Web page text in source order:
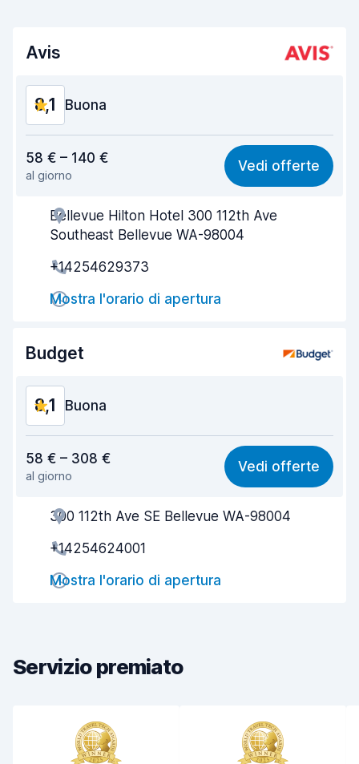
Avis
8,1 Buona
8,0
Facile da trovare 8,2
Gentilezza degli agenti
Condizioni dell'auto 8,1
58 € – 140 €
al giorno
Vedi offerte
Bellevue Hilton Hotel 300 112th Ave
Southeast Bellevue WA-98004
+14254629373
Mostra l'orario di apertura
Budget
8,1 Buona
8,0
Facile da trovare 8,2
Gentilezza degli agenti
Rapidità del ritiro
Rapidità della riconsegna
Condizioni dell'auto
58 € – 308 €
al giorno
Vedi offerte
300 112th Ave SE Bellevue WA-98004
+14254624001
Mostra l'orario di apertura
Servizio premiato